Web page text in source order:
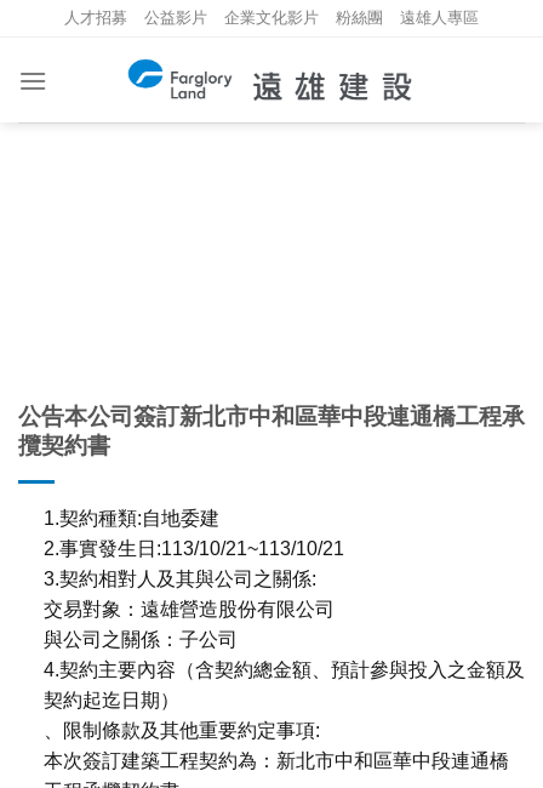
content
人才招募 公益影片 企業文化影片 粉絲團 遠雄人專區
公告本公司簽訂新北市中和區華中段連通橋工程承
攬契約書
1.契約種類:自地委建
2.事實發生日:113/10/21~113/10/21
3.契約相對人及其與公司之關係:
交易對象：遠雄營造股份有限公司
與公司之關係：子公司
4.契約主要內容（含契約總金額、預計參與投入之金額及
契約起迄日期）
、限制條款及其他重要約定事項:
本次簽訂建築工程契約為：新北市中和區華中段連通橋